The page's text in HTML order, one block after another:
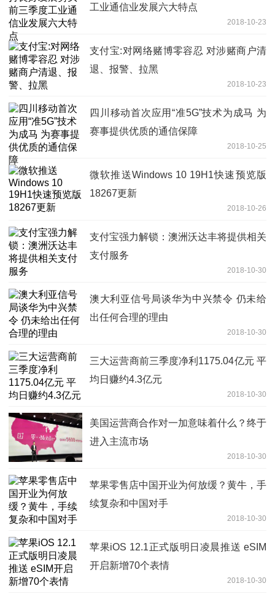
工业通信业发展六大特点
2018-10-23
支付宝:对网络赌博零容忍 对涉赌商户清
退、报警、拉黑
2018-10-23
四川移动首次应用“准5G”技术为成马 为
赛事提供优质的通信保障
2018-10-25
微软推送Windows 10 19H1快速预览版
18267更新
2018-10-26
支付宝强力解锁：澳洲沃达丰将提供相关
支付服务
2018-10-30
澳大利亚信号局谈华为中兴禁令 仍未给
出任何合理的理由
2018-10-30
三大运营商前三季度净利1175.04亿元 平
均日赚约4.3亿元
2018-10-30
美国运营商合作对一加意味着什么？终于
进入主流市场
2018-10-30
苹果零售店中国开业为何放缓？黄牛，手
续复杂和中国对手
2018-10-30
苹果iOS 12.1正式版明日凌晨推送 eSIM
开启新增70个表情
2018-10-30